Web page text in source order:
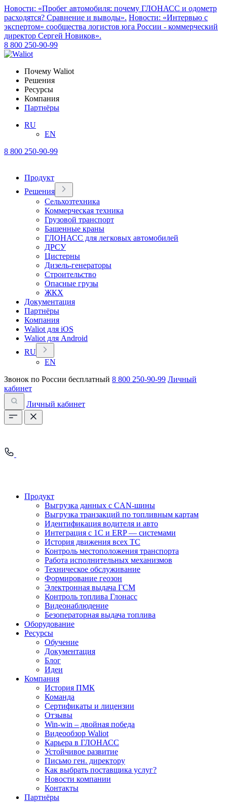
Новости: «Пробег автомобиля: почему ГЛОНАСС и одометр
расходятся? Сравнение и выводы». Новости: «Интервью с
экспертом» сообщества логистов юга России - коммерческий
директор Сергей Новиков».
8 800 250-90-99
Почему Waliot
Решения
Ресурсы
Компания
Партнёры
RU
EN
8 800 250-90-99
Продукт
Решения
Сельхозтехника
Коммерческая техника
Грузовой транспорт
Башенные краны
ГЛОНАСС для легковых автомобилей
ДРСУ
Цистерны
Дизель-генераторы
Строительство
Опасные грузы
ЖКХ
Документация
Партнёры
Компания
Waliot для iOS
Waliot для Android
RU
EN
Звонок по России бесплатный 8 800 250-90-99 Личный
кабинет
Личный кабинет
Продукт
Выгрузка данных с CAN-шины
Выгрузка транзакций по топливным картам
Идентификация водителя и авто
Интеграция с 1С и ERP — системами
История движения всех ТС
Контроль местоположения транспорта
Работа исполнительных механизмов
Техническое обслуживание
Формирование геозон
Электронная выдача ГСМ
Контроль топлива Глонасс
Видеонаблюдение
Безоператорная выдача топлива
Оборудование
Ресурсы
Обучение
Документация
Блог
Идеи
Компания
История ПМК
Команда
Сертификаты и лицензии
Отзывы
Win-win – двойная победа
Видеообзор Waliot
Карьера в ГЛОНАСС
Устойчивое развитие
Письмо ген. директору
Как выбрать поставщика услуг?
Новости компании
Контакты
Партнёры